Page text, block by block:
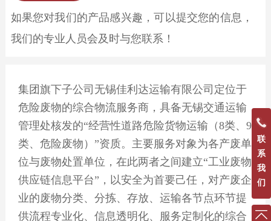
如果您对我们的产品感兴趣，可以提交您的信息，
我们的专业人员会及时与您联系！
集团旗下子公司无锡佳利达运输有限公司定位于
危险废物的综合物流服务商，具备无锡交通运输
管理处核发的“经营性道路危险货物运输（8类、9
类、危险废物）”资质。主要服务对象为各产废单
位与废物处置单位，在此两者之间建立“工业废物
供应链信息平台”，以安全为首要己任，对产废企
业的废物分类、分拣、存放、运输各节点环节提
供流程专业化、信息透明化、服务定制化的综合
联
系
我
们